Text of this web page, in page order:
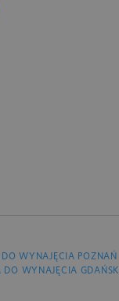
DO WYNAJĘCIA POZNAŃ
DO WYNAJĘCIA GDAŃSK